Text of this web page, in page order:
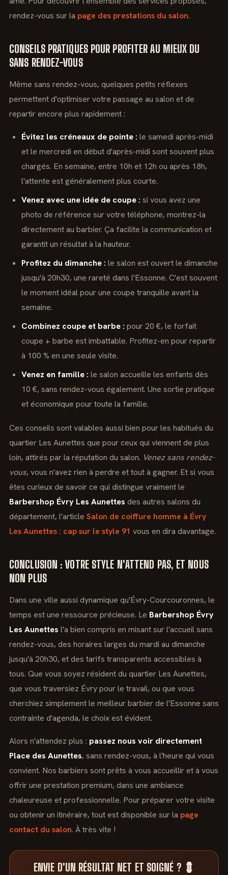
rendez-vous sur la page des prestations du salon.
CONSEILS PRATIQUES POUR PROFITER AU MIEUX DU
SANS RENDEZ-VOUS
Même sans rendez-vous, quelques petits réflexes
permettent d'optimiser votre passage au salon et de
repartir encore plus rapidement :
Évitez les créneaux de pointe : le samedi après-midi
et le mercredi en début d'après-midi sont souvent plus
chargés. En semaine, entre 10h et 12h ou après 18h,
l'attente est généralement plus courte.
Venez avec une idée de coupe : si vous avez une
photo de référence sur votre téléphone, montrez-la
directement au barbier. Ça facilite la communication et
garantit un résultat à la hauteur.
Profitez du dimanche : le salon est ouvert le dimanche
jusqu'à 20h30, une rareté dans l'Essonne. C'est souvent
le moment idéal pour une coupe tranquille avant la
semaine.
Combinez coupe et barbe : pour 20 €, le forfait
coupe + barbe est imbattable. Profitez-en pour repartir
à 100 % en une seule visite.
Venez en famille : le salon accueille les enfants dès
10 €, sans rendez-vous également. Une sortie pratique
et économique pour toute la famille.
Ces conseils sont valables aussi bien pour les habitués du
quartier Les Aunettes que pour ceux qui viennent de plus
loin, attirés par la réputation du salon. Venez sans rendez-
vous, vous n'avez rien à perdre et tout à gagner. Et si vous
êtes curieux de savoir ce qui distingue vraiment le
Barbershop Évry Les Aunettes des autres salons du
département, l'article Salon de coiffure homme à Évry
Les Aunettes : cap sur le style 91 vous en dira davantage.
CONCLUSION : VOTRE STYLE N'ATTEND PAS, ET NOUS
NON PLUS
Dans une ville aussi dynamique qu'Évry-Courcouronnes, le
temps est une ressource précieuse. Le Barbershop Évry
Les Aunettes l'a bien compris en misant sur l'accueil sans
rendez-vous, des horaires larges du mardi au dimanche
jusqu'à 20h30, et des tarifs transparents accessibles à
tous. Que vous soyez résident du quartier Les Aunettes,
que vous traversiez Évry pour le travail, ou que vous
cherchiez simplement le meilleur barbier de l'Essonne sans
contrainte d'agenda, le choix est évident.
Alors n'attendez plus : passez nous voir directement
Place des Aunettes, sans rendez-vous, à l'heure qui vous
convient. Nos barbiers sont prêts à vous accueillir et à vous
offrir une prestation premium, dans une ambiance
chaleureuse et professionnelle. Pour préparer votre visite
ou obtenir un itinéraire, tout est disponible sur la page
contact du salon. À très vite !
ENVIE D'UN RÉSULTAT NET ET SOIGNÉ ? 💈